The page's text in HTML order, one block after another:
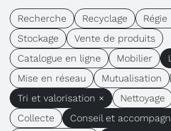
Recherche Recyclage
Stockage
Vente de produits
Catalogue en ligne
Mobilier
Mise en réseau
Mutualisation
Tri et valorisation ×
Nettoyage
Collecte
Conseil et